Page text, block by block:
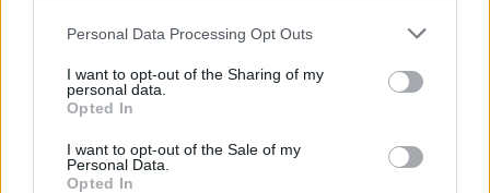
Personal Data Processing Opt Outs
I want to opt-out of the Sharing of my
personal data.
Opted In
I want to opt-out of the Sale of my
Personal Data.
Opted In
“A MOL 2,1 milliárd dollár “tiszta” EBITDA-t ért el az első 9
hónapban, a 2023-ra vonatkozó egész éves EBITDA
1 Válasz erre
HuTi 2023. 11. 10. 00:06